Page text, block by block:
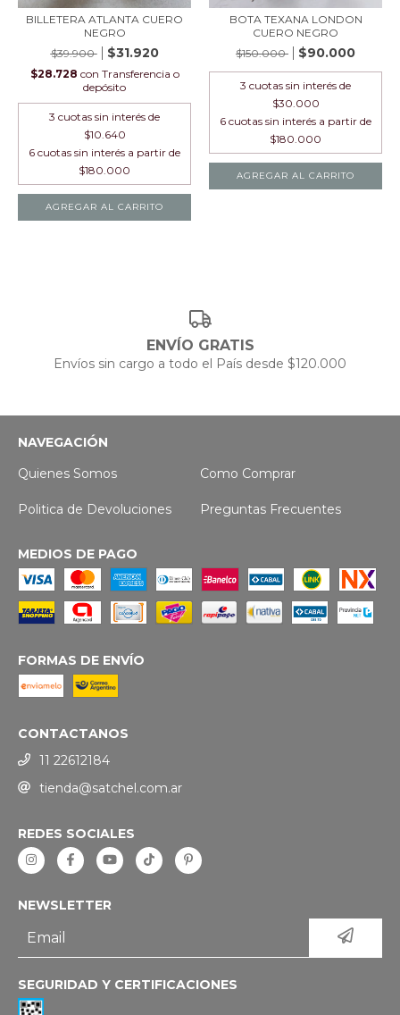
BILLETERA ATLANTA CUERO
NEGRO
$39.900
$31.920
$28.728 con Transferencia o
depósito
3 cuotas sin interés de
$10.640
AGREGAR AL CARRITO
BOTA TEXANA LONDON
CUERO NEGRO
$150.000
$90.000
3 cuotas sin interés de
$30.000
AGREGAR AL CARRITO
ENVÍO GRATIS
Envíos sin cargo a todo el País desde $120.000
NAVEGACIÓN
Quienes Somos
Como Comprar
Politica de Devoluciones Preguntas Frecuentes
MEDIOS DE PAGO
FORMAS DE ENVÍO
CONTACTANOS
11 22612184
tienda@satchel.com.ar
REDES SOCIALES
NEWSLETTER
SEGURIDAD Y CERTIFICACIONES